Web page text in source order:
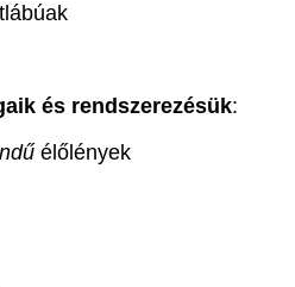
és rendszerezésük:
élőlények